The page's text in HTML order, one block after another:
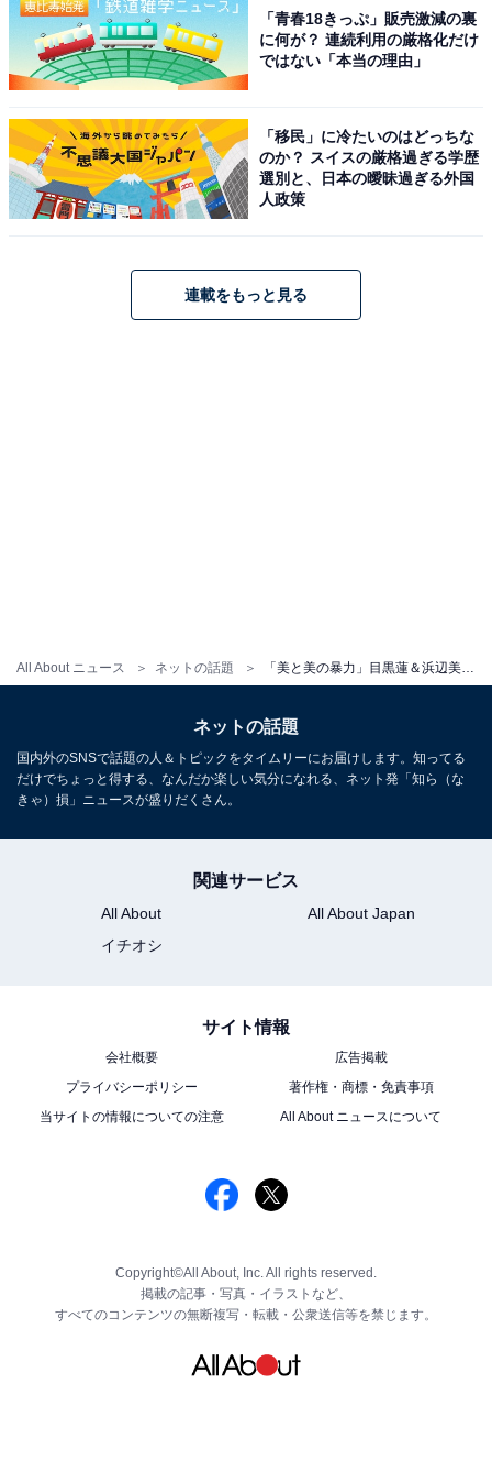
All About ニュース ネットの話題
「青春18きっぷ」販売激減の裏
に何が？ 連続利用の厳格化だけ
ではない「本当の理由」
「移民」に冷たいのはどっちな
のか？ スイスの厳格過ぎる学歴
選別と、日本の曖昧過ぎる外国
人政策
連載をもっと見る
ネットの話題
国内外のSNSで話題の人＆トピックをタイムリーにお届けします。知ってる
だけでちょっと得する、なんだか楽しい気分になれる、ネット発「知ら（な
きゃ）損」ニュースが盛りだくさん。
関連サービス
All About
All About Japan
イチオシ
サイト情報
会社概要
広告掲載
プライバシーポリシー
著作権・商標・免責事項
当サイトの情報についての注意
All About ニュースについて
Copyright©All About, Inc. All rights reserved.
掲載の記事・写真・イラストなど、
すべてのコンテンツの無断複写・転載・公衆送信等を禁じます。